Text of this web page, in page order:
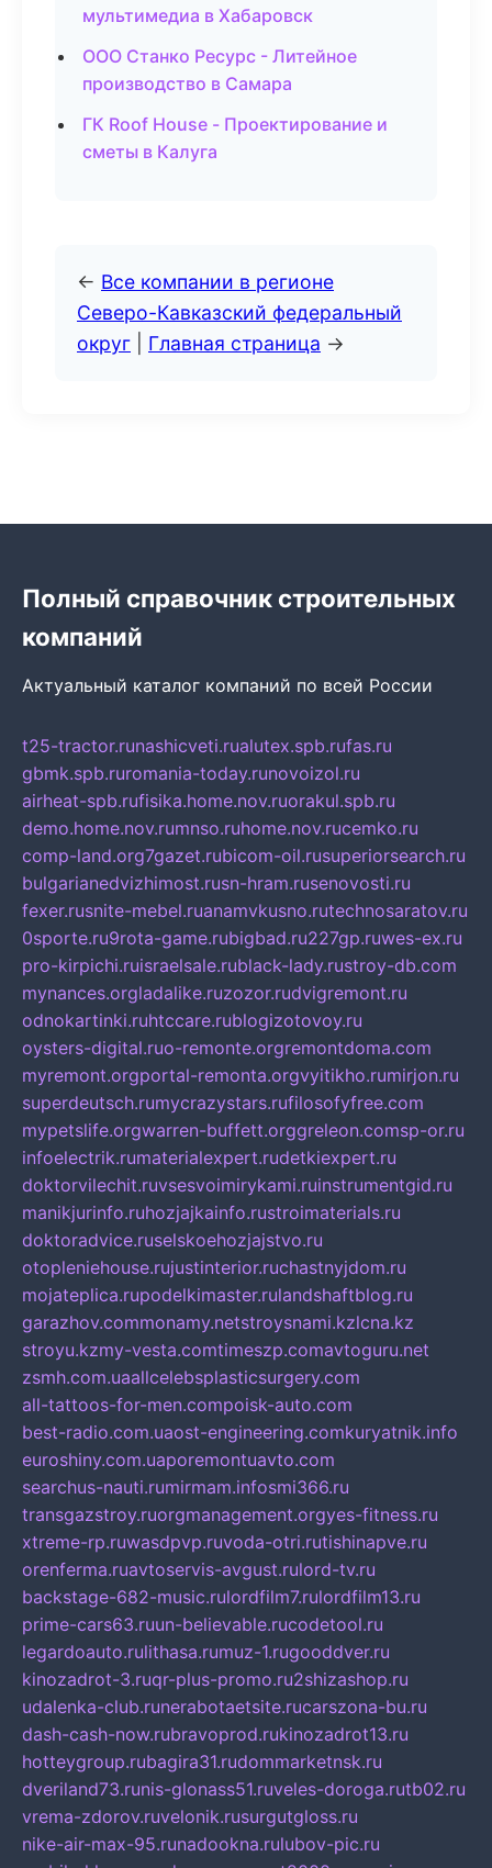
мультимедиа в Хабаровск
ООО Станко Ресурс - Литейное
производство в Самара
ГК Roof House - Проектирование и
сметы в Калуга
← Все компании в регионе
Северо-Кавказский федеральный
округ
Главная страница →
Полный справочник строительных
компаний
Актуальный каталог компаний по всей России
t25-tractor.runashicveti.rualutex.spb.rufas.ru
gbmk.spb.ruromania-today.runovoizol.ru
airheat-spb.rufisika.home.nov.ruorakul.spb.ru
demo.home.nov.rumnso.ruhome.nov.rucemko.ru
comp-land.org7gazet.rubicom-oil.rusuperiorsearch.ru
bulgarianedvizhimost.rusn-hram.rusenovosti.ru
fexer.rusnite-mebel.ruanamvkusno.rutechnosaratov.ru
0sporte.ru9rota-game.rubigbad.ru227gp.ruwes-ex.ru
pro-kirpichi.ruisraelsale.rublack-lady.rustroy-db.com
mynances.orgladalike.ruzozor.rudvigremont.ru
odnokartinki.ruhtccare.rublogizotovoy.ru
oysters-digital.ruo-remonte.orgremontdoma.com
myremont.orgportal-remonta.orgvyitikho.rumirjon.ru
superdeutsch.rumycrazystars.rufilosofyfree.com
mypetslife.orgwarren-buffett.orggreleon.comsp-or.ru
infoelectrik.rumaterialexpert.rudetkiexpert.ru
doktorvilechit.ruvsesvoimirykami.ruinstrumentgid.ru
manikjurinfo.ruhozjajkainfo.rustroimaterials.ru
doktoradvice.ruselskoehozjajstvo.ru
otopleniehouse.rujustinterior.ruchastnyjdom.ru
mojateplica.rupodelkimaster.rulandshaftblog.ru
garazhov.commonamy.netstroysnami.kzlcna.kz
stroyu.kzmy-vesta.comtimeszp.comavtoguru.net
zsmh.com.uaallcelebsplasticsurgery.com
all-tattoos-for-men.compoisk-auto.com
best-radio.com.uaost-engineering.comkuryatnik.info
euroshiny.com.uaporemontuavto.com
searchus-nauti.rumirmam.infosmi366.ru
transgazstroy.ruorgmanagement.orgyes-fitness.ru
xtreme-rp.ruwasdpvp.ruvoda-otri.rutishinapve.ru
orenferma.ruavtoservis-avgust.rulord-tv.ru
backstage-682-music.rulordfilm7.rulordfilm13.ru
prime-cars63.ruun-believable.rucodetool.ru
legardoauto.rulithasa.rumuz-1.rugooddver.ru
kinozadrot-3.ruqr-plus-promo.ru2shizashop.ru
udalenka-club.runerabotaetsite.rucarszona-bu.ru
dash-cash-now.rubravoprod.rukinozadrot13.ru
hotteygroup.rubagira31.rudommarketnsk.ru
dveriland73.runis-glonass51.ruveles-doroga.rutb02.ru
vrema-zdorov.ruvelonik.rusurgutgloss.ru
nike-air-max-95.runadookna.rulubov-pic.ru